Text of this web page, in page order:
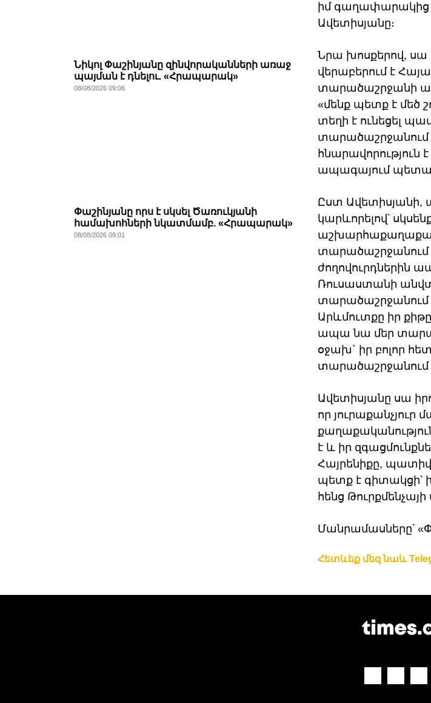
Նիկոլ Փաշինյանը զինվորականների առաջ
պայման է դնելու. «Հրապարակ»
08/08/2026 09:06
Փաշինյանը որս է սկսել Ծառուկյանի
համախոհների նկատմամբ. «Հրապարակ»
08/08/2026 09:01
իմ գաղափարակից
Ավետիսյանը։
Նրա խոսքերով, սա
վերաբերում է
տարածաշրջանի
«մենք պետք է մեծ
տեղի է ունեցել
տարածաշրջանում
ապագայում
Ըստ Ավետիսյանի,
կարևորելով՝
տարածաշրջանում
ժողովուրդներին
Ռուսաստանի
տարածաշրջանում
Արևմուտքը իր
ապա նա մեր
օջախ` իր բոլոր
տարածաշրջանում
Ավետիսյանը սա
որ
է և իր
Հայրենիքը,
պետք է գիտակցի՝
հենց
Մանրամասները՝
Հետևեք մեզ նաև